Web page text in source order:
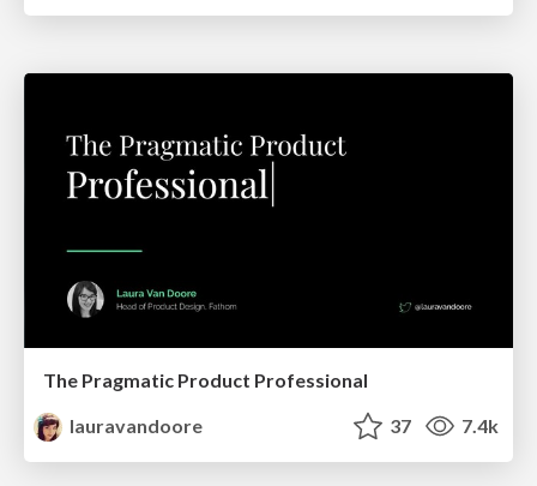
The Pragmatic Product Professional
lauravandoore
37 7.4k